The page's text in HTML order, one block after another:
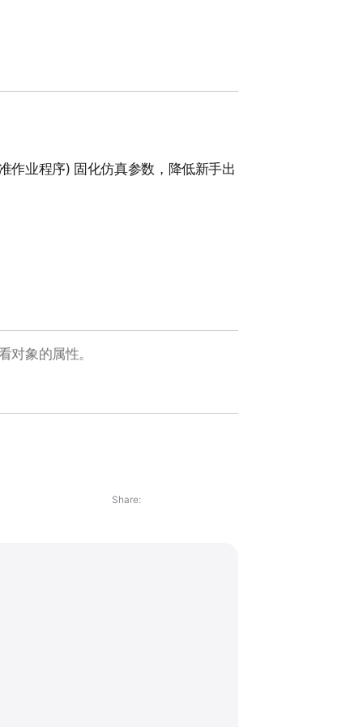
作业程序) 固化仿真参数，降低新手出
对象的属性。
Share